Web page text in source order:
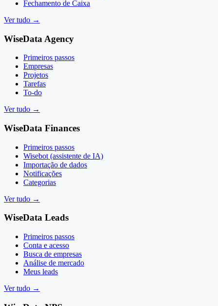
Fechamento de Caixa
Ver tudo →
WiseData Agency
Primeiros passos
Empresas
Projetos
Tarefas
To-do
Ver tudo →
WiseData Finances
Primeiros passos
Wisebot (assistente de IA)
Importação de dados
Notificações
Categorias
Ver tudo →
WiseData Leads
Primeiros passos
Conta e acesso
Busca de empresas
Análise de mercado
Meus leads
Ver tudo →